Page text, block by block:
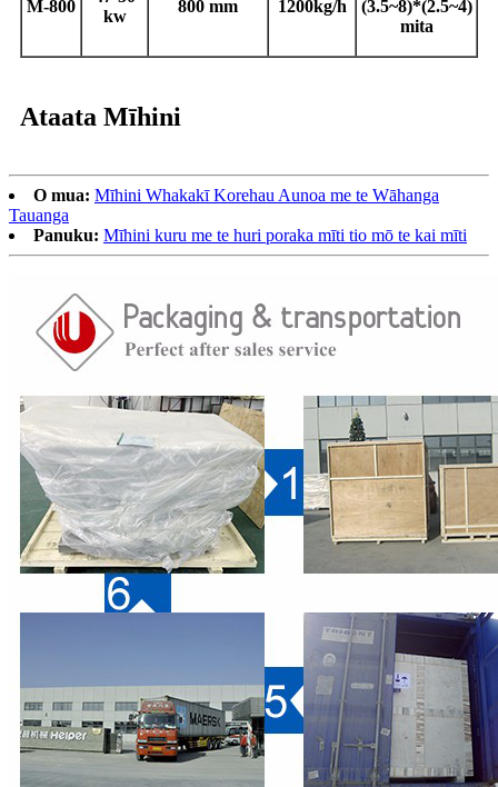
M-800
kw
800 mm 1200kg/h
(3.5~8)*(2.5~4)
mita
Ataata Mīhini
O mua: Mīhini Whakakī Korehau Aunoa me te Wāhanga
Tauanga
Panuku: Mīhini kuru me te huri poraka mīti tio mō te kai mīti